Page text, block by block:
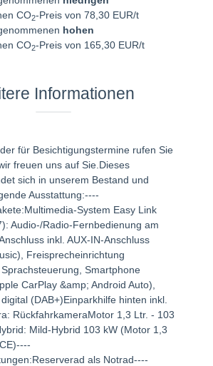
CO2-Preis von 78,30 EUR/t
hohen
CO2-Preis von 165,30 EUR/t
Informationen
für Besichtigungstermine rufen Sie
freuen uns auf Sie.Dieses
sich in unserem Bestand und
Ausstattung:----
System Easy Link
Audio-/Radio-Fernbedienung am
inkl. AUX-IN-Anschluss
Freisprecheinrichtung
Smartphone
CarPlay &amp; Android Auto),
(DAB+)Einparkhilfe hinten inkl.
RückfahrkameraMotor 1,3 Ltr. - 103
Mild-Hybrid 103 kW (Motor 1,3
als Notrad----